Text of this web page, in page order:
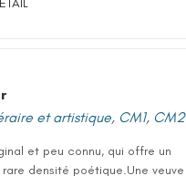
et artistique, CM1, CM2
et peu connu, qui offre un
rare densité poétique.Une veuve